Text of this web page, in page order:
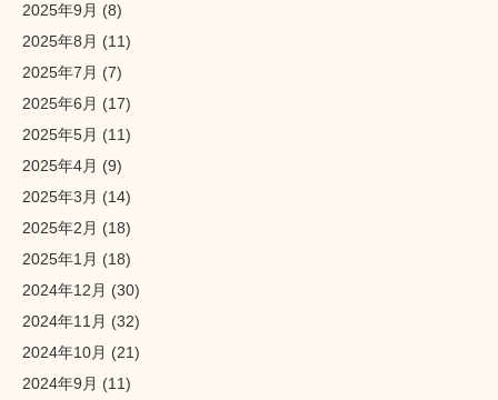
2025年9月 (8)
2025年8月 (11)
2025年7月 (7)
2025年6月 (17)
2025年5月 (11)
2025年4月 (9)
2025年3月 (14)
2025年2月 (18)
2025年1月 (18)
2024年12月 (30)
2024年11月 (32)
2024年10月 (21)
2024年9月 (11)